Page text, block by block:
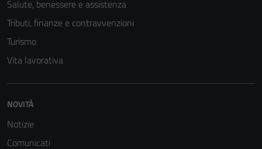
Salute, benessere e assistenza
Tributi, finanze e contravvenzioni
Turismo
Vita lavorativa
NOVITÀ
Notizie
Comunicati